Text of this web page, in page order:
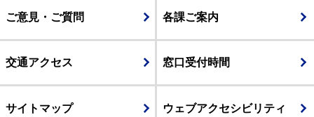
ご意見・ご質問 各課ご案内
交通アクセス 窓口受付時間
サイトマップ ウェブアクセシビリティ